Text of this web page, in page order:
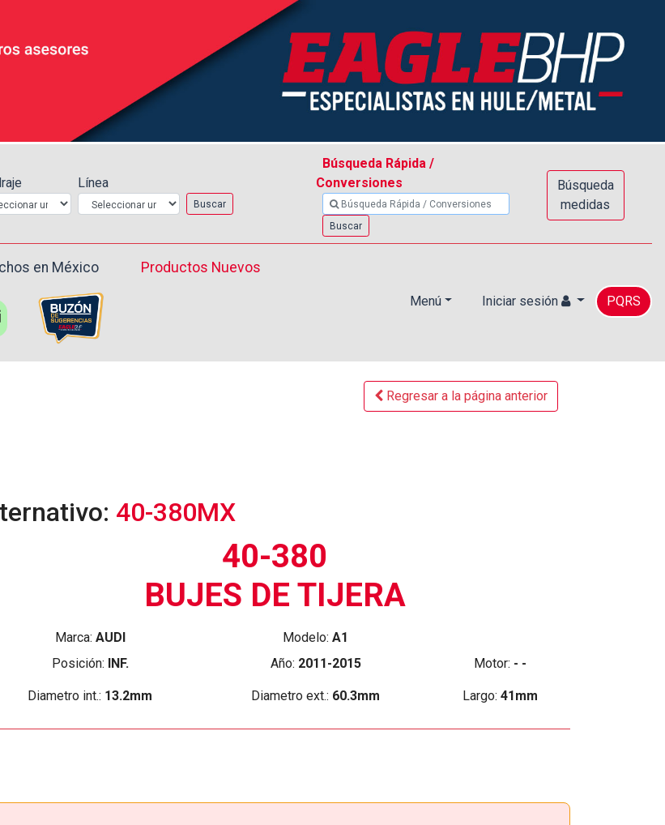
Línea
Buscar
Búsqueda Rápida /
Conversiones
Buscar
Búsqueda
medidas
en México Productos Nuevos
Menú Iniciar sesión PQRS
Regresar a la página anterior
40-380MX
40-380
BUJES DE TIJERA
Marca: AUDI Modelo: A1
Posición: INF. Año: 2011-2015 Motor: - -
Diametro int.: 13.2mm Diametro ext.: 60.3mm Largo: 41mm